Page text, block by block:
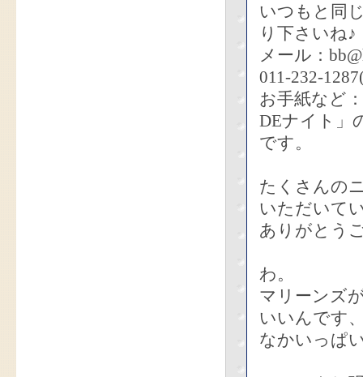
いつもと同
り下さいね♪
メール：
011-232-
お手紙など
DEナイト」
です。
たくさんの
いただいて
ありがとう
わ。
マリーンズ
いいんです
なかいっぱ